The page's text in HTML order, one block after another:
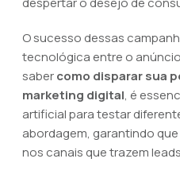
O sucesso dessas
tecnológica entre o
sabercomo disparar sua
marketing digital, é
artificial para testar
abordagem, garantindo
nos canais que trazem